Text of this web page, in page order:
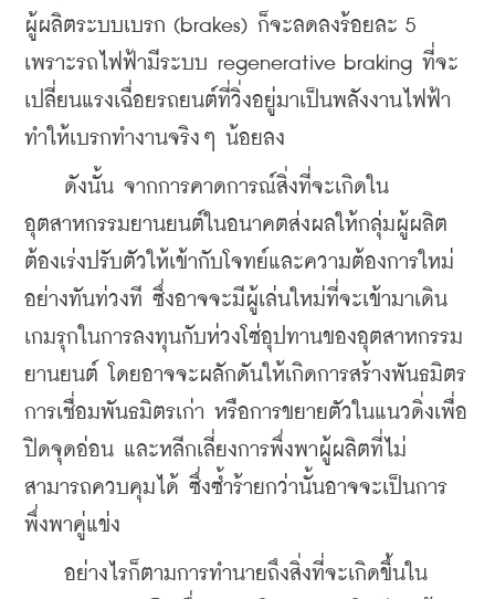
ผู้ผลิตระบบเบรก (brakes) ก็จะลดลงร้อยละ 5
เพราะรถไฟฟ้ามีระบบ regenerative braking ที่จะ
เปลี่ยนแรงเฉื่อยรถยนต์ที่วิ่งอยู่มาเป็นพลังงานไฟฟ้า
ทำให้เบรกทำงานจริงๆ น้อยลง
ดังนั้น จากการคาดการณ์สิ่งที่จะเกิดใน
อุตสาหกรรมยานยนต์ในอนาคตส่งผลให้กลุ่มผู้ผลิต
ต้องเร่งปรับตัวให้เข้ากับโจทย์และความต้องการใหม่
อย่างทันท่วงที ซึ่งอาจจะมีผู้เล่นใหม่ที่จะเข้ามาเดิน
เกมรุกในการลงทุนกับห่วงโซ่อุปทานของอุตสาหกรรม
ยานยนต์ โดยอาจจะผลักดันให้เกิดการสร้างพันธมิตร
การเชื่อมพันธมิตรเก่า หรือการขยายตัวในแนวดิ่งเพื่อ
ปิดจุดอ่อน และหลีกเลี่ยงการพึ่งพาผู้ผลิตที่ไม่
สามารถควบคุมได้ ซึ่งซ้ำร้ายกว่านั้นอาจจะเป็นการ
พึ่งพาคู่แข่ง
อย่างไรก็ตามการทำนายถึงสิ่งที่จะเกิดขึ้นใน